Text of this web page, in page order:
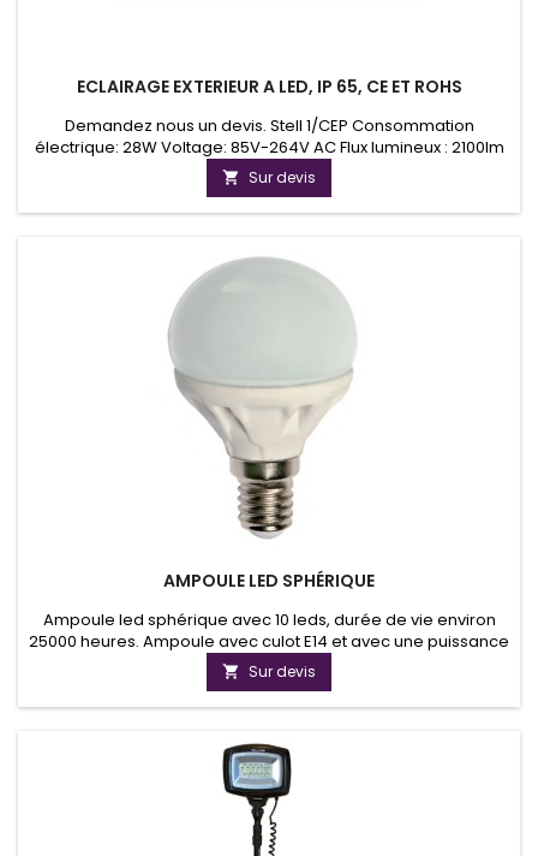
ECLAIRAGE EXTERIEUR A LED, IP 65, CE ET ROHS
Demandez nous un devis. Stell 1/CEP Consommation
électrique: 28W Voltage: 85V-264V AC Flux lumineux : 2100lm
Durée de vie : &gt;50000 heures Certification: RoHS, CE. IP: 65
 Sur devis
AMPOULE LED SPHÉRIQUE
Ampoule led sphérique avec 10 leds, durée de vie environ
25000 heures. Ampoule avec culot E14 et avec une puissance
lumineuse de 250 lumens.Globe opaque non aveuglant.
 Sur devis